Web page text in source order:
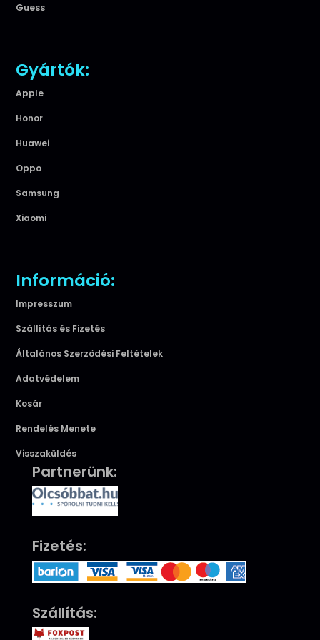
Guess
Gyártók:
Apple
Honor
Huawei
Oppo
Samsung
Xiaomi
Információ:
Impresszum
Szállítás és Fizetés
Általános Szerződési Feltételek
Adatvédelem
Kosár
Rendelés Menete
Visszaküldés
Partnerünk:
Fizetés:
Szállítás: